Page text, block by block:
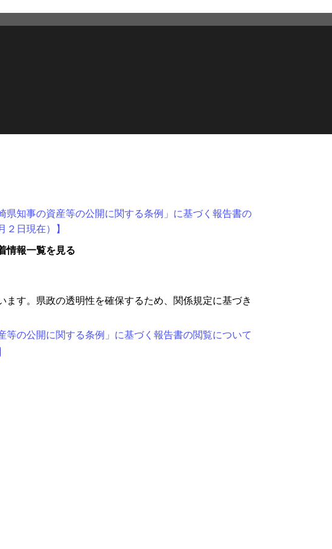
県知事の資産等の公開に関する条例」に基づく報告書の
２日現在）】
情報一覧を見る
す。県政の透明性を確保するため、関係規定に基づき
等の公開に関する条例」に基づく報告書の閲覧について